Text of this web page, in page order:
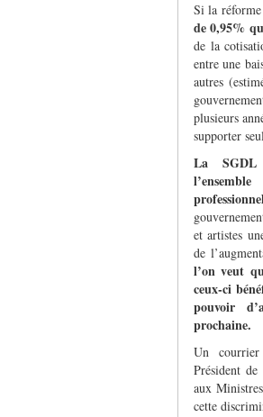
Si la
de 0,95%
de la
entre une
autres
plusieurs
supporter
La SGDL
et artistes
de
l’on veut
ceux-ci
pouvoir
prochaine.
Un
Président
aux
cette